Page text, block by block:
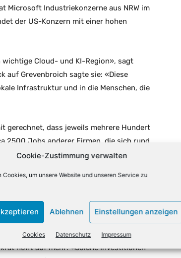
Cookie-Zustimmung verwalten
Cookies, um unsere Website und unseren Service zu
Ablehnen Einstellungen anzeigen
Cookies Datenschutz Impressum
Microsoft Industriekonzerne aus NRW im
der US-Konzern mit einer hohen
Cloud- und KI-Region», sagt
auf Grevenbroich sagte sie: «Diese
Infrastruktur und in die Menschen, die
gerechnet, dass jeweils mehrere Hundert
2500 Jobs anderer Firmen, die sich rund
könnte es in der 69.000-
Rheinische Revier, sagte Grevenbroichs
konkrete Projekte, Investitionen
unterstreicht, dass
zukunftsorientierter und
hofft auf mehr: «Solche Investitionen